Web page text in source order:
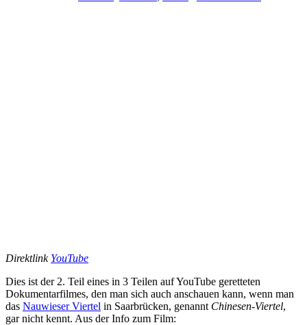
Direktlink YouTube
Dies ist der 2. Teil eines in 3 Teilen auf YouTube geretteten
Dokumentarfilmes, den man sich auch anschauen kann, wenn man
das Nauwieser Viertel in Saarbrücken, genannt Chinesen-Viertel,
gar nicht kennt. Aus der Info zum Film: